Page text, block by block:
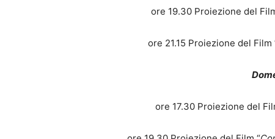
ore 19.30 Proiezione del
ore 21.15 Proiezione del Film
ore 17.30 Proiezione del